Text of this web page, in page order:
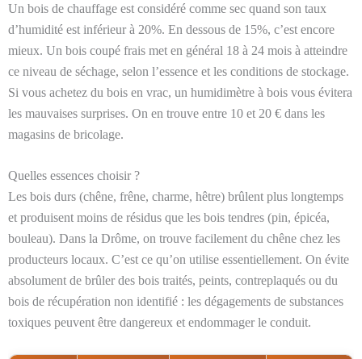
Un bois de chauffage est considéré comme sec quand son taux
d’humidité est inférieur à 20%. En dessous de 15%, c’est encore
mieux. Un bois coupé frais met en général 18 à 24 mois à atteindre
ce niveau de séchage, selon l’essence et les conditions de stockage.
Si vous achetez du bois en vrac, un humidimètre à bois vous évitera
les mauvaises surprises. On en trouve entre 10 et 20 € dans les
magasins de bricolage.
Quelles essences choisir ?
Les bois durs (chêne, frêne, charme, hêtre) brûlent plus longtemps
et produisent moins de résidus que les bois tendres (pin, épicéa,
bouleau). Dans la Drôme, on trouve facilement du chêne chez les
producteurs locaux. C’est ce qu’on utilise essentiellement. On évite
absolument de brûler des bois traités, peints, contreplaqués ou du
bois de récupération non identifié : les dégagements de substances
toxiques peuvent être dangereux et endommager le conduit.